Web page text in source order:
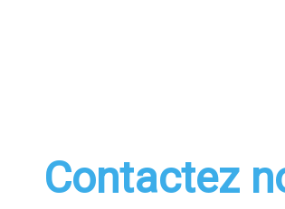
Contactez